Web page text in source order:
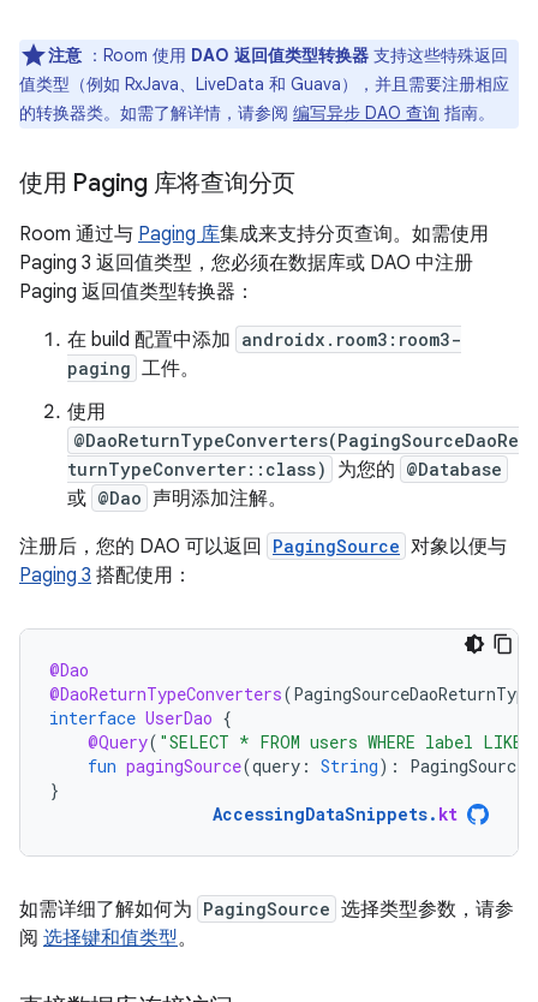
注意 ：Room 使用 DAO 返回值类型转换器 支持这些特殊返回
值类型（例如 RxJava、LiveData 和 Guava），并且需要注册相应
的转换器类。如需了解详情，请参阅 编写异步 DAO 查询 指南。
使用 Paging 库将查询分页
Room 通过与 Paging 库集成来支持分页查询。如需使用
Paging 3 返回值类型，您必须在数据库或 DAO 中注册
Paging 返回值类型转换器：
在 build 配置中添加 androidx.room3:room3-
paging 工件。
使用
@DaoReturnTypeConverters(PagingSourceDaoRe
turnTypeConverter::class)
为您的 @Database
或 @Dao 声明添加注解。
注册后，您的 DAO 可以返回
PagingSource 对象以便与
Paging 3 搭配使用：
@Dao
@DaoReturnTypeConverters(
interface UserDao {
@Query( "SELECT * FROM users WHERE label
fun pagingSource(query : String):
}
AccessingDataSnippets. kt
如需详细了解如何为 PagingSource 选择类型参数，请参
阅 选择键和值类型。